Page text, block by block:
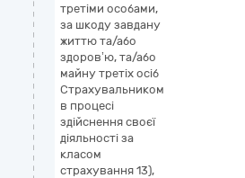
третіми особами,
за шкоду завдану
життю та/або
здоров’ю, та/або
майну третіх осіб
Страхувальником
в процесі
здійснення своєї
діяльності за
класом
страхування 13),